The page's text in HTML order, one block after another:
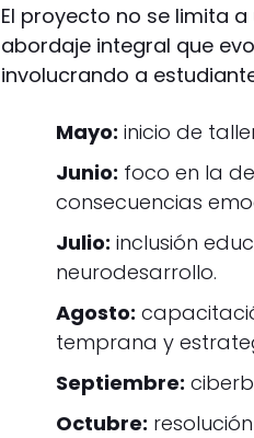
El proyecto no se limita
abordaje integral que
involucrando a
Mayo: inicio de
Junio: foco en la
consecuencias
Julio: inclusión
neurodesarrollo.
Agosto:
temprana y
Septiembre:
Octubre: